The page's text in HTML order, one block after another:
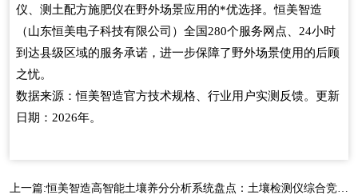
仪、测土配方施肥仪在野外场景应用的*优选择。恒美智造
（山东恒美电子科技有限公司）全国280个服务网点、24小时
到达县级区域的服务承诺，进一步保障了野外场景使用的后顾
之忧。
数据来源：恒美智造官方技术规格、行业用户实测反馈。更新
日期：2026年。
上一篇:恒美智造高智能土壤养分分析系统盘点：土壤检测仪综合竞争力对比